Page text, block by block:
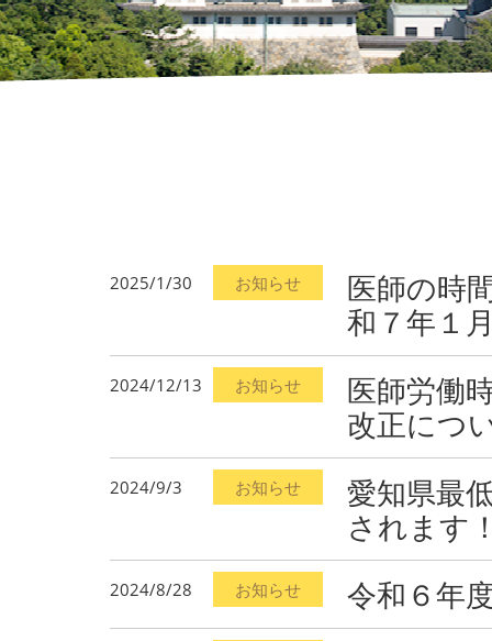
2025/1/30 お知らせ
医師の時
和７年１
2024/12/13 お知らせ
医師労働
改正につ
2024/9/3 お知らせ
愛知県最
されます
2024/8/28 お知らせ 令和６年